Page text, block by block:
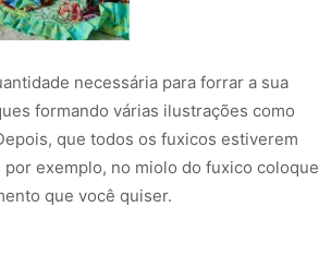
necessária para forrar a sua
formando várias ilustrações como
que todos os fuxicos estiverem
exemplo, no miolo do fuxico coloque
que você quiser.